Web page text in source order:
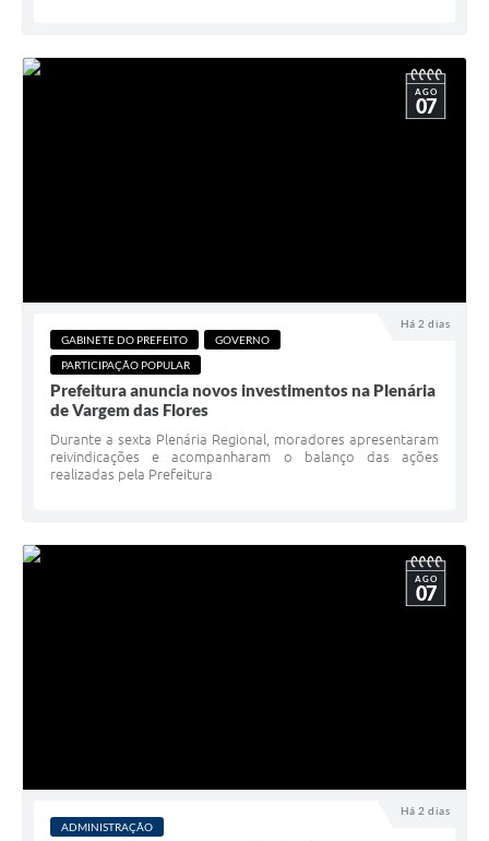
Há 2 dias
AGO
07
GABINETE DO PREFEITO
GOVERNO
PARTICIPAÇÃO POPULAR
Prefeitura anuncia novos investimentos na Plenária
de Vargem das Flores
Durante a sexta Plenária Regional, moradores apresentaram
reivindicações e acompanharam o balanço das ações
realizadas pela Prefeitura
Há 2 dias
AGO
07
ADMINISTRAÇÃO